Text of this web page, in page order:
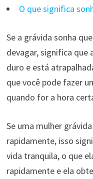
O que significa
Se a grávida sonha
devagar, significa
duro e está
que você pode fazer
quando for a hora
Se uma mulher
rapidamente, isso
vida tranquila, o que
rapidamente e ela